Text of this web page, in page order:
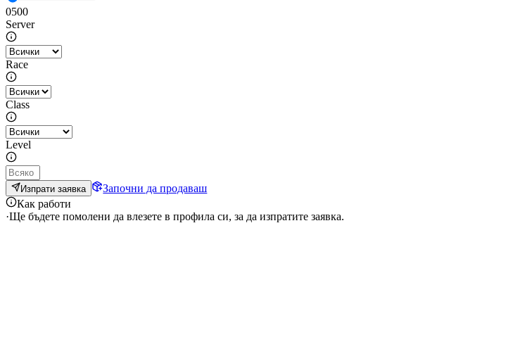
0500
Server
Race
Class
Level
Изпрати заявка
Започни да продаваш
Как работи
·Ще бъдете помолени да влезете в профила си, за да изпратите заявка.